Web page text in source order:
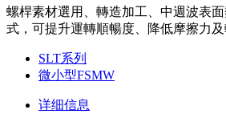
螺桿素材選用、轉造加工、中週波表
式，可提升運轉順暢度、降低摩擦力
SLT系列
微小型FSMW
详细信息